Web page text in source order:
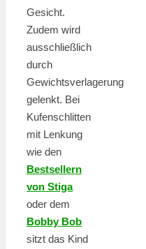
Gesicht.
Zudem wird
ausschließlich
durch
Gewichtsverlagerung
gelenkt. Bei
Kufenschlitten
mit Lenkung
wie den
Bestsellern
von Stiga
oder dem
Bobby Bob
sitzt das Kind